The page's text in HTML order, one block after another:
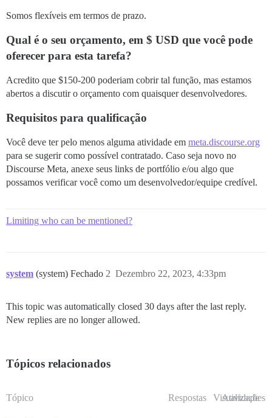
Somos flexíveis em termos de prazo.
Qual é o seu orçamento, em $ USD que você pode
oferecer para esta tarefa?
Acredito que $150-200 poderiam cobrir tal função, mas estamos
abertos a discutir o orçamento com quaisquer desenvolvedores.
Requisitos para qualificação
Você deve ter pelo menos alguma atividade em meta.discourse.org
para se sugerir como possível contratado. Caso seja novo no
Discourse Meta, anexe seus links de portfólio e/ou algo que
possamos verificar você como um desenvolvedor/equipe credível.
Limiting who can be mentioned?
system (system) Fechado Dezembro 22, 2023, 4:33pm
2
This topic was automatically closed 30 days after the last reply.
New replies are no longer allowed.
Tópicos relacionados
Tópico Respostas Visualizações
Atividade